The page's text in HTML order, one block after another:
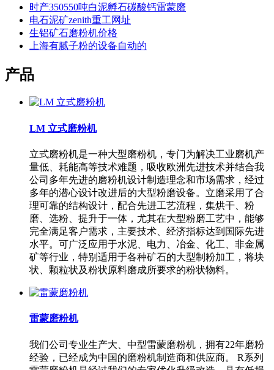
时产350550吨白泥孵石碳酸钙雷蒙磨
电石泥矿zenith重工网址
生铝矿石磨粉机价格
上海有腻子粉的设备自动的
产品
LM 立式磨粉机
立式磨粉机是一种大型磨粉机，专门为解决工业磨机产
量低、耗能高等技术难题，吸收欧洲先进技术并结合我
公司多年先进的磨粉机设计制造理念和市场需求，经过
多年的潜心设计改进后的大型粉磨设备。立磨采用了合
理可靠的结构设计，配合先进工艺流程，集烘干、粉
磨、选粉、提升于一体，尤其在大型粉磨工艺中，能够
完全满足客户需求，主要技术、经济指标达到国际先进
水平。可广泛应用于水泥、电力、冶金、化工、非金属
矿等行业，特别适用于各种矿石的大型制粉加工，将块
状、颗粒状及粉状原料磨成所要求的粉状物料。
雷蒙磨粉机
我们公司专业生产大、中型雷蒙磨粉机，拥有22年磨粉
经验，已经成为中国的磨粉机制造商和供应商。 R系列